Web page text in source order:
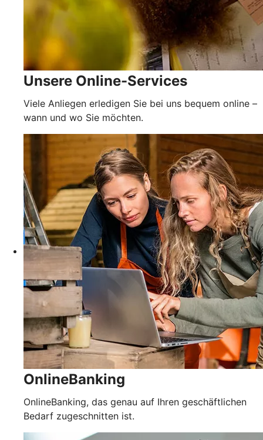
Unsere Online-Services
Viele Anliegen erledigen Sie bei uns bequem online –
wann und wo Sie möchten.
OnlineBanking
OnlineBanking, das genau auf Ihren geschäftlichen
Bedarf zugeschnitten ist.